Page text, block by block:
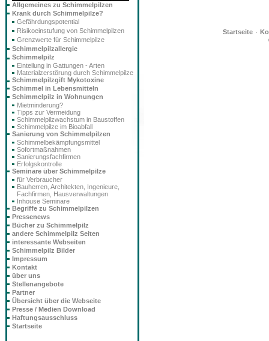
Startseite·
Allgemeines zu Schimmelpilzen
Krank durch Schimmelpilze?
Gefährdungspotential
Risikoeinstufung von Schimmelpilzen
Grenzwerte für Schimmelpilze
Schimmelpilzallergie
Schimmelpilz
Einteilung in Gattungen - Arten
Materialzerstörung durch Schimmelpilze
Schimmelpilzgift Mykotoxine
Schimmel in Lebensmitteln
Schimmelpilz in Wohnungen
Mietminderung?
Tipps zur Vermeidung
Schimmelpilzwachstum in Baustoffen
Schimmelpilze im Bioabfall
Sanierung von Schimmelpilzen
Schimmelbekämpfungsmittel
Sofortmaßnahmen
Sanierungsfachfirmen
Erfolgskontrolle
Seminare über Schimmelpilze
für Verbraucher
Bauherren, Architekten, Ingenieure,
Fachfirmen, Hausverwaltungen
Inhouse Seminare
Begriffe zu Schimmelpilzen
Pressenews
Bücher zu Schimmelpilz
andere Schimmelpilz Seiten
interessante Webseiten
Schimmelpilz Bilder
Impressum
Kontakt
über uns
Stellenangebote
Partner
Übersicht über die Webseite
Presse / Medien Download
Haftungsausschluss
Startseite